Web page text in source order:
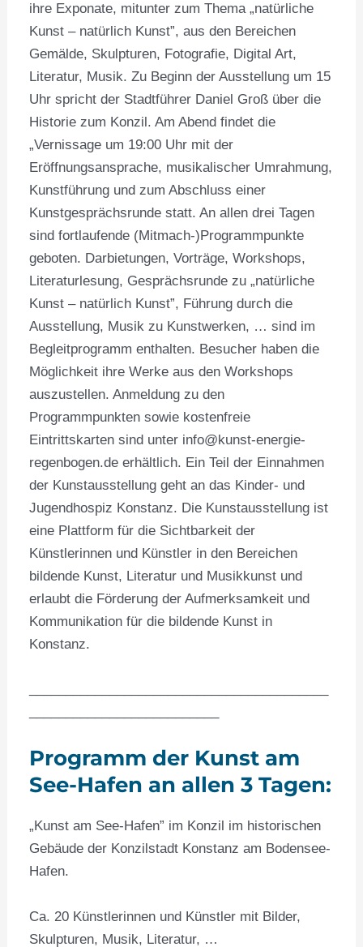
ihre Exponate, mitunter zum Thema „natürliche
Kunst – natürlich Kunst”, aus den Bereichen
Gemälde, Skulpturen, Fotografie, Digital Art,
Literatur, Musik. Zu Beginn der Ausstellung um 15
Uhr spricht der Stadtführer Daniel Groß über die
Historie zum Konzil. Am Abend findet die
„Vernissage um 19:00 Uhr mit der
Eröffnungsansprache, musikalischer Umrahmung,
Kunstführung und zum Abschluss einer
Kunstgesprächsrunde statt. An allen drei Tagen
sind fortlaufende (Mitmach-)Programmpunkte
geboten. Darbietungen, Vorträge, Workshops,
Literaturlesung, Gesprächsrunde zu „natürliche
Kunst – natürlich Kunst”, Führung durch die
Ausstellung, Musik zu Kunstwerken, … sind im
Begleitprogramm enthalten. Besucher haben die
Möglichkeit ihre Werke aus den Workshops
auszustellen. Anmeldung zu den
Programmpunkten sowie kostenfreie
Eintrittskarten sind unter info@kunst-energie-
regenbogen.de erhältlich. Ein Teil der Einnahmen
der Kunstausstellung geht an das Kinder- und
Jugendhospiz Konstanz. Die Kunstausstellung ist
eine Plattform für die Sichtbarkeit der
Künstlerinnen und Künstler in den Bereichen
bildende Kunst, Literatur und Musikkunst und
erlaubt die Förderung der Aufmerksamkeit und
Kommunikation für die bildende Kunst in
Konstanz.
Programm der Kunst am
See-Hafen an allen 3 Tagen:
„Kunst am See-Hafen” im Konzil im historischen
Gebäude der Konzilstadt Konstanz am Bodensee-
Hafen.
Ca. 20 Künstlerinnen und Künstler mit Bilder,
Skulpturen, Musik, Literatur, …